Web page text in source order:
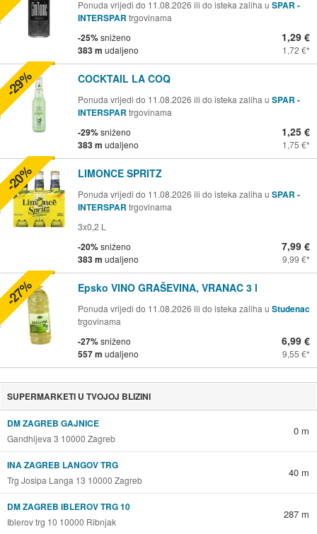
Ponuda vrijedi do 11.08.2026 ili do isteka zaliha u SPAR -
INTERSPAR trgovinama
-25%sniženo
383 m udaljeno
1,29 €
1,72 €
COCKTAIL LA COQ
Ponuda vrijedi do 11.08.2026 ili do isteka zaliha u SPAR -
INTERSPAR trgovinama
-29%sniženo
383 m udaljeno
1,25 €
1,75 €
-29%
LIMONCE SPRITZ
Ponuda vrijedi do 11.08.2026 ili do isteka zaliha u SPAR -
INTERSPAR trgovinama
3x0,2 L
-20%sniženo
383 m udaljeno
7,99 €
9,99 €
-20%
Epsko VINO GRAŠEVINA, VRANAC 3 l
Ponuda vrijedi do 11.08.2026 ili do isteka zaliha u Studenac
trgovinama
-27%sniženo
557 m udaljeno
6,99 €
9,55 €
-27%
SUPERMARKETI U TVOJOJ BLIZINI
DM ZAGREB GAJNICE
Gandhijeva 3 10000 Zagreb
0 m
INA ZAGREB LANGOV TRG
Trg Josipa Langa 13 10000 Zagreb
40 m
DM ZAGREB IBLEROV TRG 10
Iblerov trg 10 10000 Ribnjak
287 m